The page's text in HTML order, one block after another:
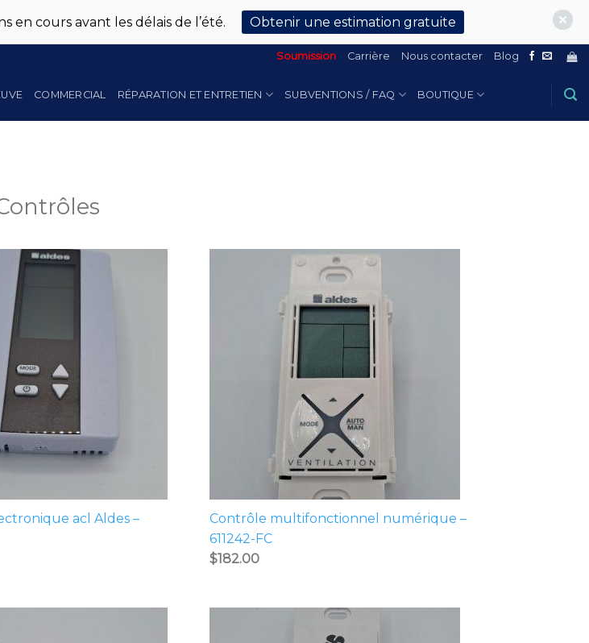
Soumission Carrière Nous contacter Blog
COMMERCIAL RÉPARATION ET ENTRETIEN SUBVENTIONS / FAQ BOUTIQUE
acl Aldes –
Contrôle multifonctionnel numérique –
611242-FC
$182.00
cours avant les délais de l’été. Obtenir une estimation gratuite